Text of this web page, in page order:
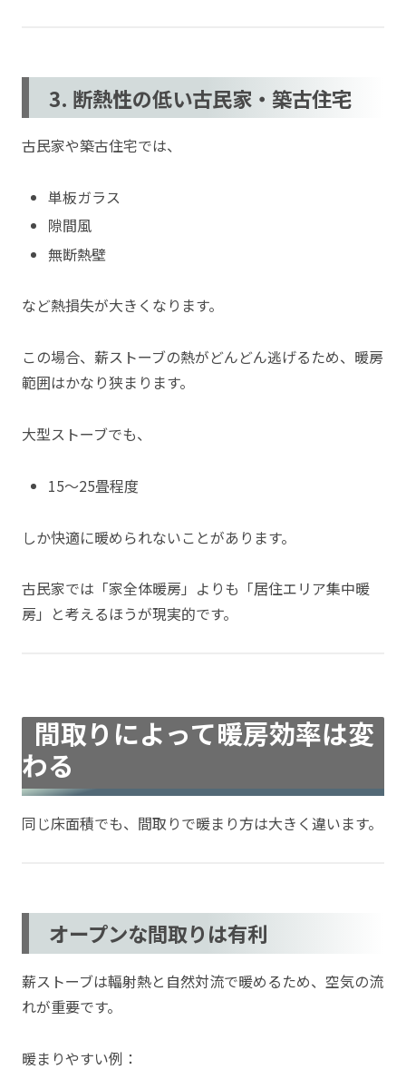
3. 断熱性の低い古民家・築古住宅
古民家や築古住宅では、
単板ガラス
隙間風
無断熱壁
など熱損失が大きくなります。
この場合、薪ストーブの熱がどんどん逃げるため、暖房
範囲はかなり狭まります。
大型ストーブでも、
15〜25畳程度
しか快適に暖められないことがあります。
古民家では「家全体暖房」よりも「居住エリア集中暖
房」と考えるほうが現実的です。
間取りによって暖房効率は変
わる
同じ床面積でも、間取りで暖まり方は大きく違います。
オープンな間取りは有利
薪ストーブは輻射熱と自然対流で暖めるため、空気の流
れが重要です。
暖まりやすい例：